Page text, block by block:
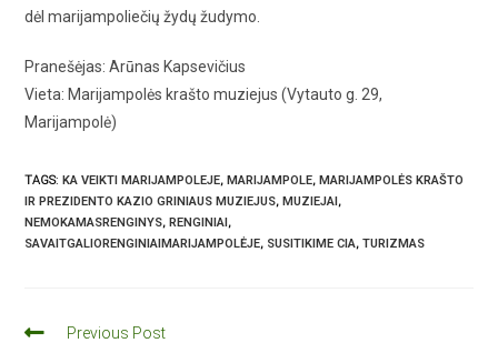
dėl marijampoliečių žydų žudymo.
Pranešėjas: Arūnas Kapsevičius
Vieta: Marijampolės krašto muziejus (Vytauto g. 29,
Marijampolė)
TAGS: KA VEIKTI MARIJAMPOLEJE, MARIJAMPOLE, MARIJAMPOLĖS KRAŠTO
IR PREZIDENTO KAZIO GRINIAUS MUZIEJUS, MUZIEJAI ,
NEMOKAMASRENGINYS, RENGINIAI ,
SAVAITGALIORENGINIAIMARIJAMPOLĖJE, SUSITIKIME CIA, TURIZMAS
Previous Post